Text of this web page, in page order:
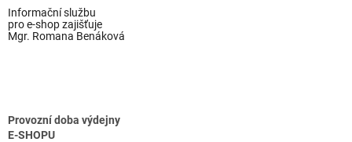
Informační službu
pro e-shop zajišťuje
Mgr. Romana Benáková
Provozní doba výdejny
E-SHOPU